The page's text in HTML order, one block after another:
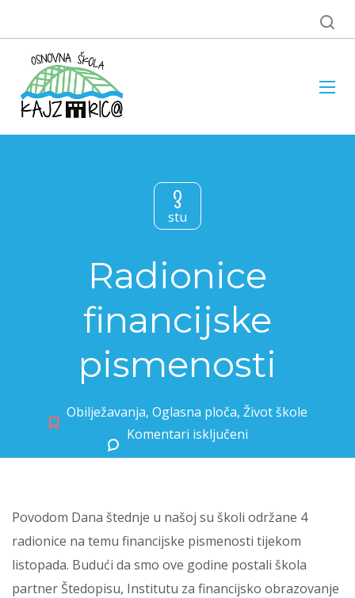
3
stu
Radionice
financijske
pismenosti
Obilježavanja, Oglasna ploča, Život škole
Komentari isključeni
Povodom Dana štednje u našoj su školi održane 4
radionice na temu financijske pismenosti tijekom
listopada. Budući da smo ove godine postali škola
partner Štedopisu, Institutu za financijsko obrazovanje